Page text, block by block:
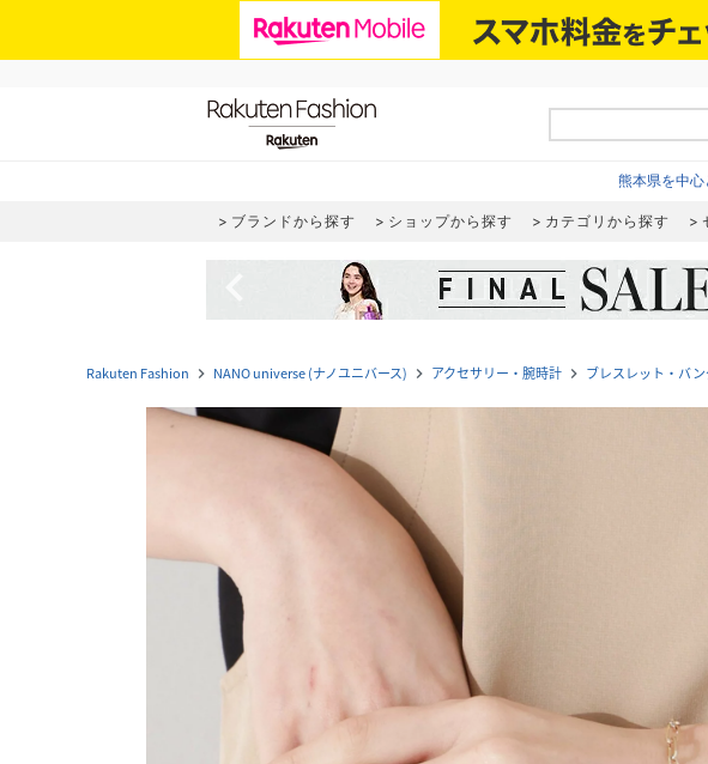
熊本県を中
ブランドから探す ショップから探す カテゴリから探す
Rakuten Fashion navigate_next NANO universe (ナノユニバース) navigate_next アクセサリー・腕時計 navigate_next ブレスレット・バ